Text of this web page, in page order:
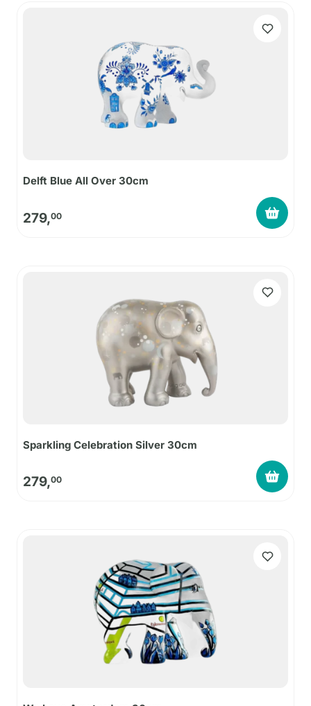
Delft Blue All Over 30cm
279,00
Sparkling Celebration Silver 30cm
279,00